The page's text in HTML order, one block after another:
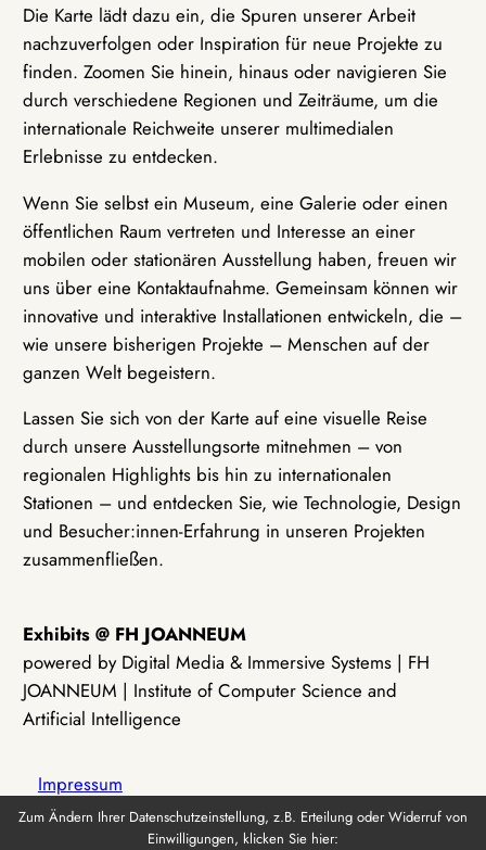
Die Karte lädt dazu ein, die Spuren unserer Arbeit
nachzuverfolgen oder Inspiration für neue Projekte zu
finden. Zoomen Sie hinein, hinaus oder navigieren Sie
durch verschiedene Regionen und Zeiträume, um die
internationale Reichweite unserer multimedialen
Erlebnisse zu entdecken.
Wenn Sie selbst ein Museum, eine Galerie oder einen
öffentlichen Raum vertreten und Interesse an einer
mobilen oder stationären Ausstellung haben, freuen wir
uns über eine Kontaktaufnahme. Gemeinsam können wir
innovative und interaktive Installationen entwickeln, die –
wie unsere bisherigen Projekte – Menschen auf der
ganzen Welt begeistern.
Lassen Sie sich von der Karte auf eine visuelle Reise
durch unsere Ausstellungsorte mitnehmen – von
regionalen Highlights bis hin zu internationalen
Stationen – und entdecken Sie, wie Technologie, Design
und Besucher:innen-Erfahrung in unseren Projekten
zusammenfließen.
Exhibits @ FH JOANNEUM
powered by Digital Media & Immersive Systems | FH
JOANNEUM | Institute of Computer Science and
Artificial Intelligence
Impressum
Zum Ändern Ihrer Datenschutzeinstellung, z.B. Erteilung oder Widerruf von
Einwilligungen, klicken Sie hier: